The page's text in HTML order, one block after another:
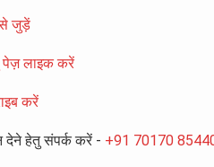
से जुड़ें
लाइक करें
करें
देने हेतु संपर्क करें - +91 70170